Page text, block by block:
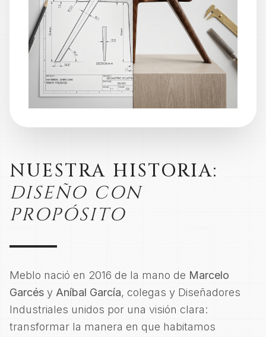
NUESTRA HISTORIA:
DISEÑO CON
PROPÓSITO
Meblo nació en 2016 de la mano de Marcelo
Garcés y Aníbal García, colegas y Diseñadores
Industriales unidos por una visión clara:
transformar la manera en que habitamos